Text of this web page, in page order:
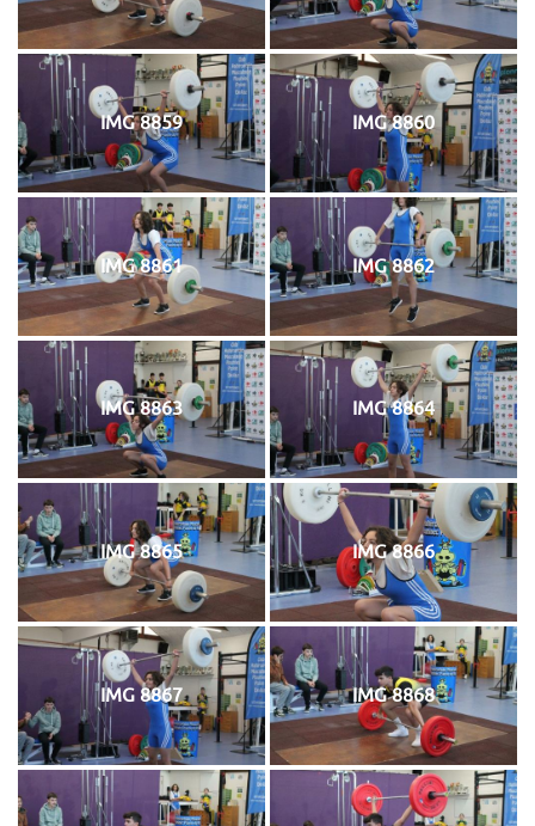
IMG 8859 IMG 8860
IMG 8861 IMG 8862
IMG 8863 IMG 8864
IMG 8865 IMG 8866
IMG 8867 IMG 8868